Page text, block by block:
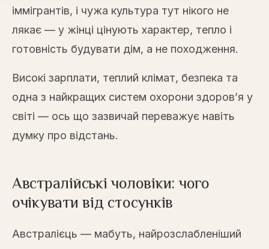
іммігрантів, і чужа культура тут нікого не
лякає — у жінці цінують характер, тепло і
готовність будувати дім, а не походження.
Високі зарплати, теплий клімат, безпека та
одна з найкращих систем охорони здоров’я у
світі — ось що зазвичай переважує навіть
думку про відстань.
Австралійські чоловіки: чого
очікувати від стосунків
Австралієць — мабуть, найрозслабленіший